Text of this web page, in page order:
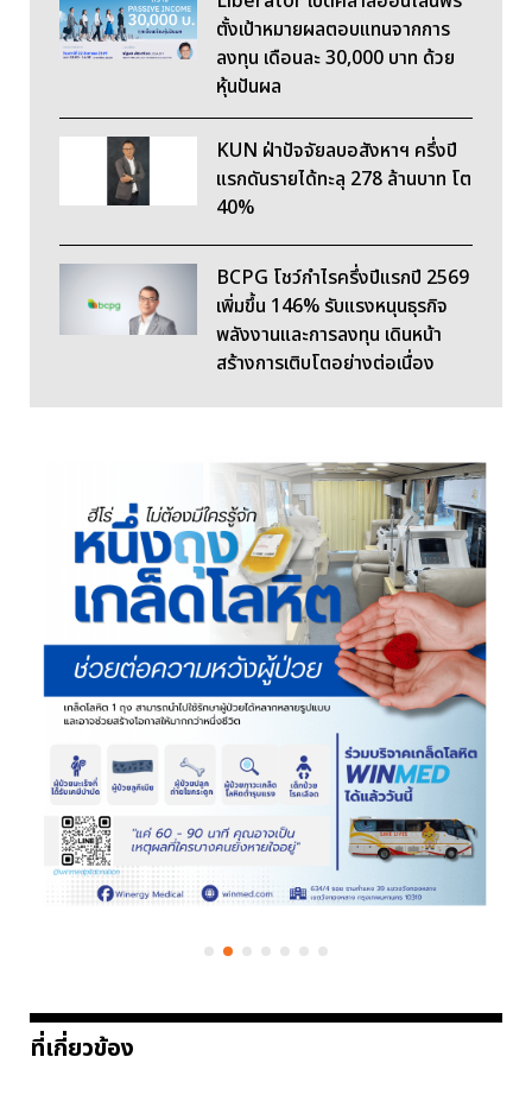
ตั้งเป้าหมายผลตอบแทนจากการ
ลงทุน เดือนละ 30,000 บาท ด้วย
หุ้นปันผล
KUN ฝ่าปัจจัยลบอสังหาฯ ครึ่งปี
แรกดันรายได้ทะลุ 278 ล้านบาท โต
40%
BCPG โชว์กำไรครึ่งปีแรกปี 2569
เพิ่มขึ้น 146% รับแรงหนุนธุรกิจ
พลังงานและการลงทุน เดินหน้า
สร้างการเติบโตอย่างต่อเนื่อง
ที่เกี่ยวข้อง